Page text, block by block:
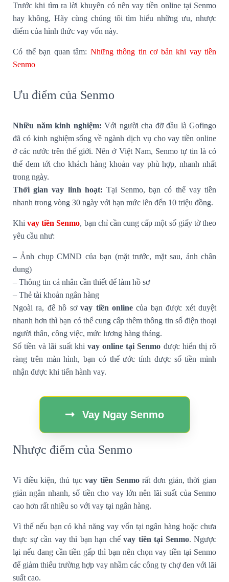
Trước khi tìm ra lời khuyên có nên vay tiền online tại Senmo
hay không, Hãy cùng chúng tôi tìm hiểu những ưu, nhược
điểm của hình thức vay vốn này.
Có thể bạn quan tâm: Những thông tin cơ bản khi vay tiền
Senmo
Ưu điểm của Senmo
Nhiều năm kinh nghiệm: Với người cha đỡ đầu là Gofingo
đã có kinh nghiệm sống về ngành dịch vụ cho vay tiền online
ở các nước trên thế giới. Nên ở Việt Nam, Senmo tự tin là có
thể đem tới cho khách hàng khoản vay phù hợp, nhanh nhất
trong ngày.
Thời gian vay linh hoạt: Tại Senmo, bạn có thể vay tiền
nhanh trong vòng 30 ngày với hạn mức lên đến 10 triệu đồng.
Khivay tiền Senmo, bạn chỉ cần cung cấp một số giấy tờ theo
yêu cầu như:
– Ảnh chụp CMND của bạn (mặt trước, mặt sau, ảnh chân
dung)
– Thông tin cá nhân cần thiết để làm hồ sơ
– Thẻ tài khoản ngân hàng
Ngoài ra, để hồ sơvay tiền onlinecủa bạn được xét duyệt
nhanh hơn thì bạn có thể cung cấp thêm thông tin số điện thoại
người thân, công việc, mức lương hàng tháng.
Số tiền và lãi suất khi vay online tại Senmo được hiển thị rõ
ràng trên màn hình, bạn có thể ước tính được số tiền mình
nhận được khi tiến hành vay.
Vay Ngay Senmo
Nhược điểm của Senmo
Vì điều kiện, thủ tụcvay tiền Senmorất đơn giản, thời gian
giản ngân nhanh, số tiền cho vay lớn nên lãi suất của Senmo
cao hơn rất nhiều so với vay tại ngân hàng.
Vì thế nếu bạn có khả năng vay vốn tại ngân hàng hoặc chưa
thực sự cần vay thì bạn hạn chế vay tiền tại Senmo. Ngược
lại nếu đang cần tiền gấp thì bạn nên chọn vay tiền tại Senmo
để giảm thiểu trường hợp vay nhầm các công ty chợ đen với lãi
suất cao.